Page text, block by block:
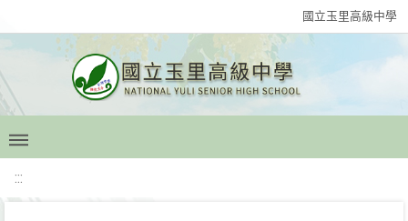
國立玉里高級中學
:::